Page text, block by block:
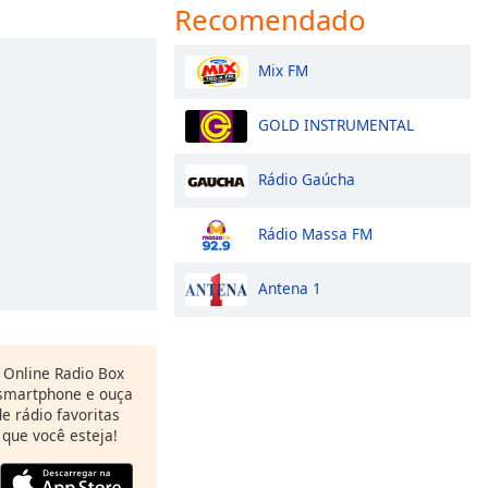
Radio Box
e ouça
rádio favoritas
você esteja!
Recomendado
Mix FM
GOLD INSTRUMENTAL
Rádio Gaúcha
Rádio Massa FM
Antena 1